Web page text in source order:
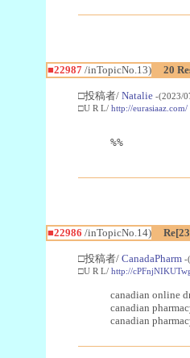
■22987/inTopicNo.13) 20
□投稿者/ Natalie -(2023/
□U R L/ http://eurasiaaz.com/
%%
■22986 /inTopicNo.14)
□投稿者/ CanadaPharm -
□U R L/ http://
canadian online
canadian
canadian